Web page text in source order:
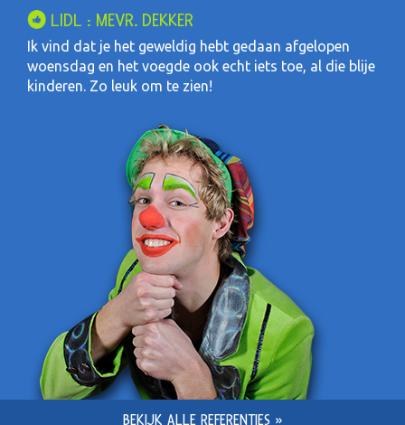
LIDL : MEVR. DEKKER
Ik vind dat je het geweldig hebt gedaan afgelopen
woensdag en het voegde ook echt iets toe, al die blije
kinderen. Zo leuk om te zien!
BEKIJK ALLE REFERENTIES »